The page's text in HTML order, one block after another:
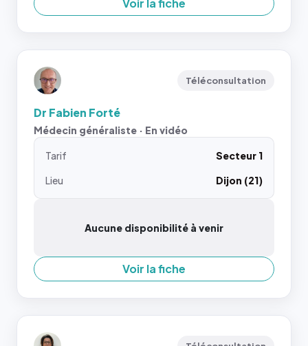
Voir la fiche
Téléconsultation
Dr Fabien Forté
Médecin généraliste · En vidéo
Tarif
Secteur 1
Lieu
Dijon (21)
Aucune disponibilité à venir
Voir la fiche